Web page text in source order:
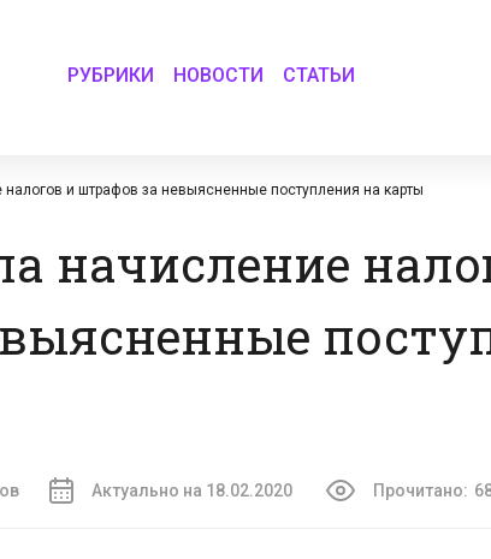
РУБРИКИ НОВОСТИ СТАТЬИ
и штрафов за невыясненные поступления на карты
начисление
Актуально на 18.02.2020 Прочитано: